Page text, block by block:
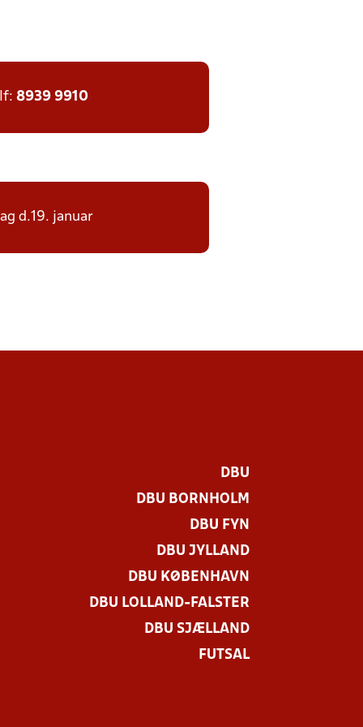
8939 9910
d.19. januar
DBU
DBU BORNHOLM
DBU FYN
DBU JYLLAND
DBU KØBENHAVN
DBU LOLLAND-FALSTER
DBU SJÆLLAND
FUTSAL